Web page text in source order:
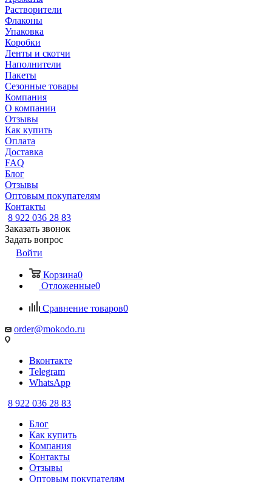
Растворители
Флаконы
Упаковка
Коробки
Ленты и скотчи
Наполнители
Пакеты
Сезонные товары
Компания
О компании
Отзывы
Как купить
Оплата
Доставка
FAQ
Блог
Отзывы
Оптовым покупателям
Контакты
8 922 036 28 83
Заказать звонок
Задать вопрос
Войти
Корзина0
Отложенные0
Сравнение товаров0
order@mokodo.ru
Вконтакте
Telegram
WhatsApp
8 922 036 28 83
Блог
Как купить
Компания
Контакты
Отзывы
Оптовым покупателям